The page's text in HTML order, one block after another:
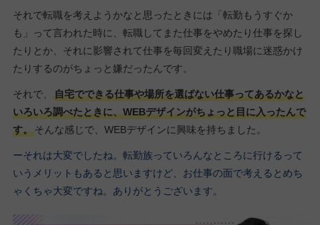
それで転職を考えようかなと思ったときには「転勤もうすぐか
も」って言われた時に、転職してまた仕事をやめたり仕事を探し
たりとか、それに影響されて仕事を毎回変えたり職場に迷惑かけ
たりするのがちょっと嫌だったんです。
それで、
自宅でできる仕事や場所を選ばない仕事ってあるかなと
いろいろ調べたときに、WEBデザインがちょっと目に入ったんで
す。そんな感じで、WEBデザインに興味を持ちました。
ーそれは大変でしたね。転勤族っていろんなところに行けるって
いうメリットもあると思いますけど、お仕事の面で考えるとめち
ゃくちゃ大変ですね。ありがとうございます。